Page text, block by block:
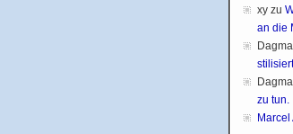
xy zu
an die
stilisiert
zu tun.
Marcel